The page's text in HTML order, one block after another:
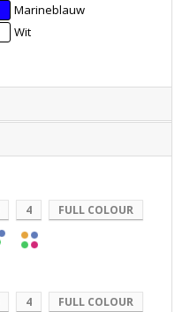
Marineblauw
Wit
4 FULL COLOUR
4 FULL COLOUR